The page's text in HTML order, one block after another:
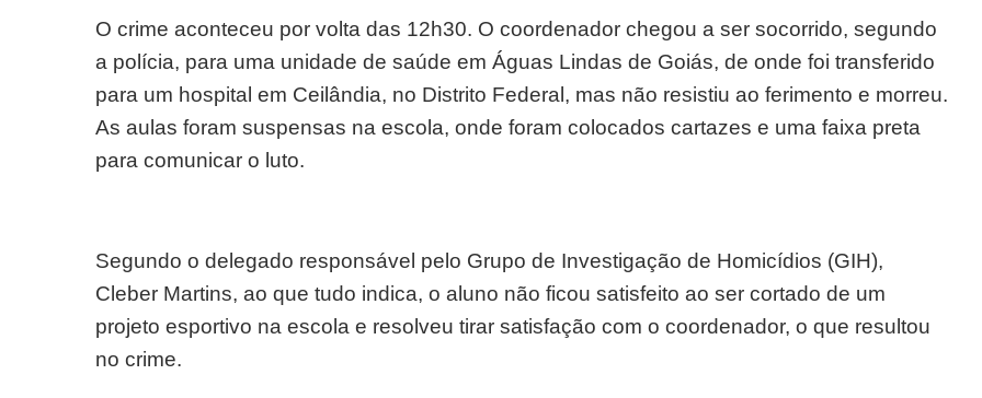
O crime aconteceu por volta das 12h30. O coordenador chegou a ser socorrido, segundo
a polícia, para uma unidade de saúde em Águas Lindas de Goiás, de onde foi transferido
para um hospital em Ceilândia, no Distrito Federal, mas não resistiu ao ferimento e morreu.
As aulas foram suspensas na escola, onde foram colocados cartazes e uma faixa preta
para comunicar o luto.
Segundo o delegado responsável pelo Grupo de Investigação de Homicídios (GIH),
Cleber Martins, ao que tudo indica, o aluno não ficou satisfeito ao ser cortado de um
projeto esportivo na escola e resolveu tirar satisfação com o coordenador, o que resultou
no crime.